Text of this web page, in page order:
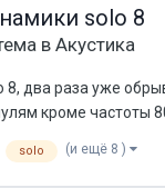
solo 8
в Акустика
8, два раза уже
кроме частоты
solo (и ещё 8 )